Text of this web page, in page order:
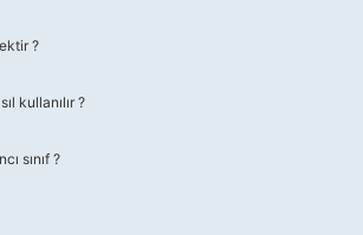
?
kullanılır ?
sınıf ?